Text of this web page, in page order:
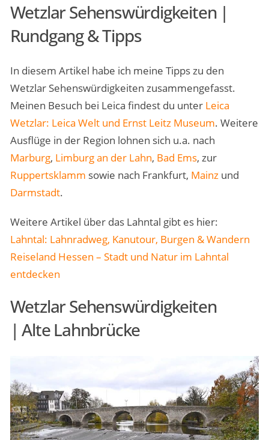
Wetzlar Sehenswürdigkeiten |
Rundgang & Tipps
In diesem Artikel habe ich meine Tipps zu den
Wetzlar Sehenswürdigkeiten zusammengefasst.
Meinen Besuch bei Leica findest du unter Leica
Wetzlar: Leica Welt und Ernst Leitz Museum. Weitere
Ausflüge in der Region lohnen sich u.a. nach
Marburg, Limburg an der Lahn, Bad Ems, zur
Ruppertsklamm sowie nach Frankfurt, Mainzund
Darmstadt.
Weitere Artikel über das Lahntal gibt es hier:
Lahntal: Lahnradweg, Kanutour, Burgen & Wandern
Reiseland Hessen – Stadt und Natur im Lahntal
entdecken
Wetzlar Sehenswürdigkeiten
| Alte Lahnbrücke